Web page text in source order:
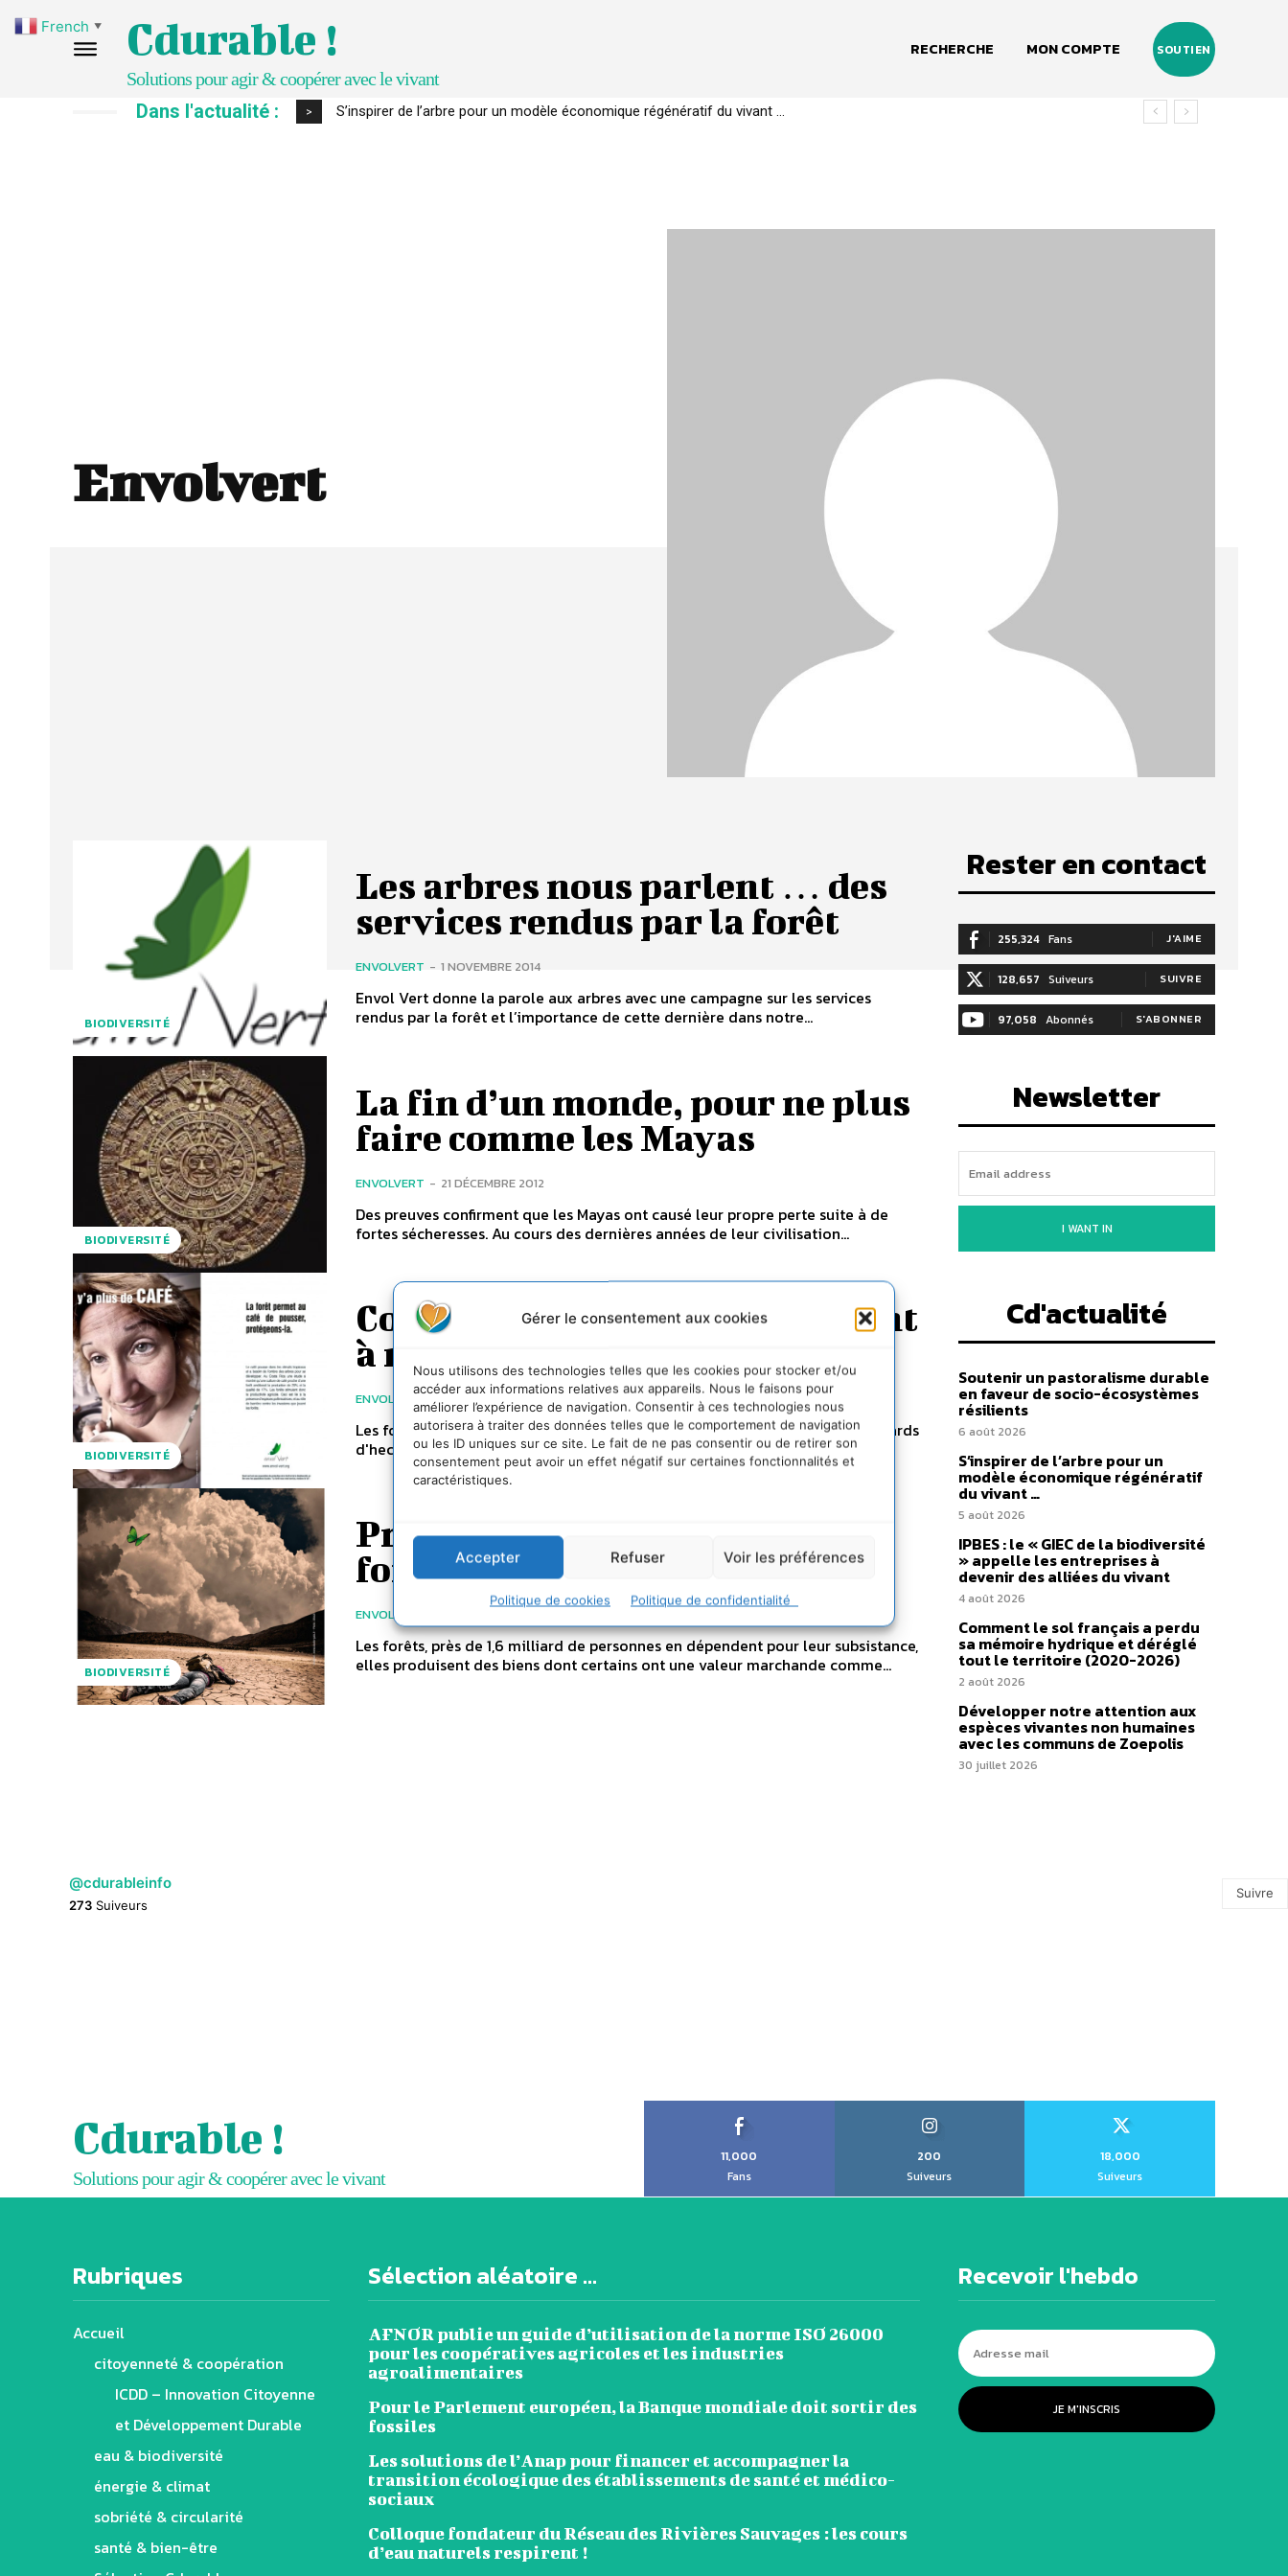
Gérer le consentement aux cookies
Nous utilisons des technologies telles que les cookies pour stocker et/ou
accéder aux informations relatives aux appareils. Nous le faisons pour
améliorer l’expérience de navigation. Consentir à ces technologies nous
autorisera à traiter des données telles que le comportement de navigation
ou les ID uniques sur ce site. Le fait de ne pas consentir ou de retirer son
consentement peut avoir un effet négatif sur certaines fonctionnalités et
caractéristiques.
Accepter Refuser Voir les préférences
Politique de cookies Politique de confidentialité
Cdurable !
Solutions pour agir & coopérer avec le vivant
RECHERCHE MON COMPTE SOUTIEN
Dans l'actualité : > S’inspirer de l’arbre pour un modèle économique régénératif du vivant …
IPBES : le « GIEC de la biodiversité » appelle les entreprises à devenir des alliées du vivant
Envolvert
BIODIVERSITÉ
Les arbres nous parlent … des
services rendus par la forêt
ENVOLVERT - 1 NOVEMBRE 2014
Envol Vert donne la parole aux arbres avec une campagne sur les services
rendus par la forêt et l’importance de cette dernière dans notre...
BIODIVERSITÉ
La fin d’un monde, pour ne plus
faire comme les Mayas
ENVOLVERT - 21 DÉCEMBRE 2012
Des preuves confirment que les Mayas ont causé leur propre perte suite à de
fortes sécheresses. Au cours des dernières années de leur civilisation...
BIODIVERSITÉ
Comment les forêts contribuent
à notre alimentation
ENVOLVERT - 30 NOVEMBRE 2012
Les forêts couvrent environ 31% de la surface de la Terre, soit près de 4 milliards
d'hectares, et contiennent plus du deux tiers des...
BIODIVERSITÉ
Préservons les forêts : sans
forêt, pas de pluie !
ENVOLVERT
Les forêts, près de 1,6 milliard de personnes en dépendent pour leur subsistance,
elles produisent des biens dont certains ont une valeur marchande comme...
Rester en contact
255,324 Fans J'AIME
128,657 Suiveurs SUIVRE
97,058 Abonnés S'ABONNER
Newsletter
I WANT IN
Cd'actualité
Soutenir un pastoralisme durable
en faveur de socio-écosystèmes
résilients
6 août 2026
S’inspirer de l’arbre pour un
modèle économique régénératif
du vivant …
5 août 2026
IPBES : le « GIEC de la biodiversité
» appelle les entreprises à
devenir des alliées du vivant
4 août 2026
Comment le sol français a perdu
sa mémoire hydrique et déréglé
tout le territoire (2020-2026)
2 août 2026
Développer notre attention aux
espèces vivantes non humaines
avec les communs de Zoepolis
30 juillet 2026
@cdurableinfo
273 Suiveurs
Suivre
Cdurable !
Solutions pour agir & coopérer avec le vivant
11,000
Fans
200
Suiveurs
18,000
Suiveurs
Rubriques
Accueil
citoyenneté & coopération
ICDD – Innovation Citoyenne
et Développement Durable
eau & biodiversité
énergie & climat
sobriété & circularité
santé & bien-être
Sélection aléatoire ...
AFNOR publie un guide d’utilisation de la norme ISO 26000
pour les coopératives agricoles et les industries
agroalimentaires
Pour le Parlement européen, la Banque mondiale doit sortir des
fossiles
Les solutions de l’Anap pour financer et accompagner la
transition écologique des établissements de santé et médico-
sociaux
Colloque fondateur du Réseau des Rivières Sauvages : les cours
d’eau naturels respirent !
Recevoir l'hebdo
JE M'INSCRIS
French ▼